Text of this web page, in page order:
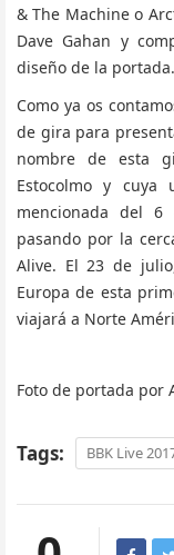
& The Machine o
Dave Gahan y
diseño de la portada.
Como ya os
de gira para
nombre de esta
Estocolmo y
mencionada del
pasando por la
Alive. El 23 de
Europa de esta
viajará a Norte
Foto de portada por
Tags: BBK Live